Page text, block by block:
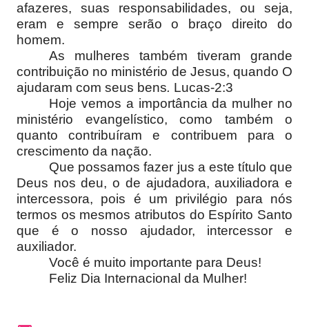
afazeres, suas responsabilidades, ou seja,
eram e sempre serão o braço direito do
homem.
As mulheres também tiveram grande
contribuição no ministério de Jesus, quando O
ajudaram com seus bens. Lucas-2:3
Hoje vemos a importância da mulher no
ministério evangelístico, como também o
quanto contribuíram e contribuem para o
crescimento da nação.
Que possamos fazer jus a este título que
Deus nos deu, o de ajudadora, auxiliadora e
intercessora, pois é um privilégio para nós
termos os mesmos atributos do Espírito Santo
que é o nosso ajudador, intercessor e
auxiliador.
Você é muito importante para Deus!
Feliz Dia Internacional da Mulher!